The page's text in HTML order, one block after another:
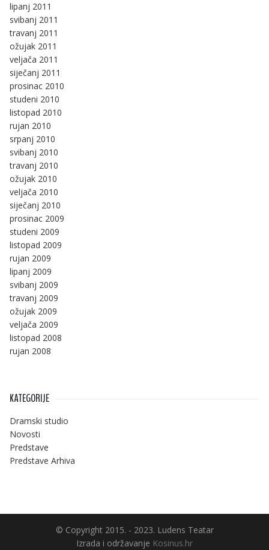
lipanj 2011
svibanj 2011
travanj 2011
ožujak 2011
veljača 2011
siječanj 2011
prosinac 2010
studeni 2010
listopad 2010
rujan 2010
srpanj 2010
svibanj 2010
travanj 2010
ožujak 2010
veljača 2010
siječanj 2010
prosinac 2009
studeni 2009
listopad 2009
rujan 2009
lipanj 2009
svibanj 2009
travanj 2009
ožujak 2009
veljača 2009
listopad 2008
rujan 2008
KATEGORIJE
Dramski studio
Novosti
Predstave
Predstave Arhiva
© Copyright 2015. - 2023. Ludens Teatar
Izrada i održavanje Kosinus.hr